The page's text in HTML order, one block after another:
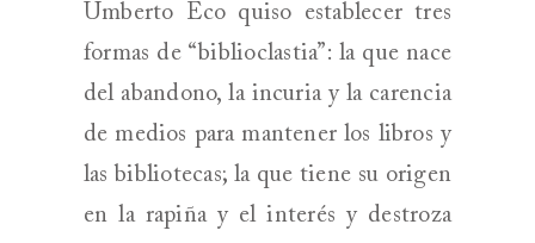
Umberto Eco quiso establecer tres
formas de “biblioclastia”: la que nace
del abandono, la incuria y la carencia
de medios para mantener los libros y
las bibliotecas; la que tiene su origen
en la rapiña y el interés y destroza